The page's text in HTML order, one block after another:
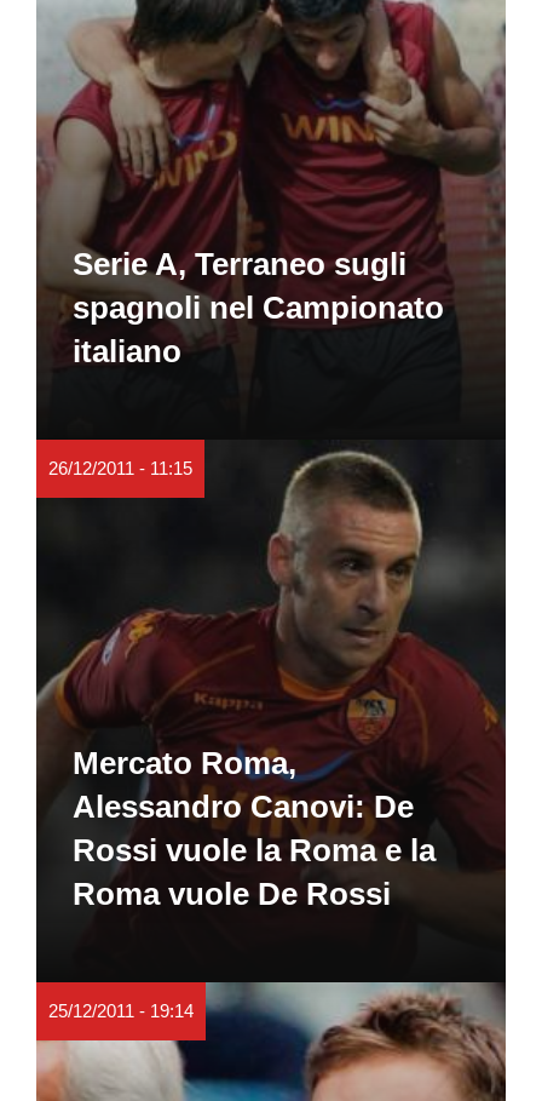
Serie A, Terraneo sugli
spagnoli nel Campionato
italiano
26/12/2011 - 11:15
Mercato Roma,
Alessandro Canovi: De
Rossi vuole la Roma e la
Roma vuole De Rossi
25/12/2011 - 19:14